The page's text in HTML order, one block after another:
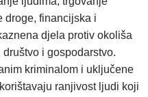
droge, financijska i
djela protiv okoliša
i gospodarstvo.
kriminalom i uključene
ranjivost ljudi koji